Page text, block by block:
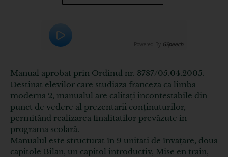
Powered By GSpeech
Manual aprobat prin Ordinul nr. 3787/05.04.2005.
Destinat elevilor care studiază franceza ca limbă
modernă 2, manualul are calități incontestabile din
punct de vedere al prezentării conținuturilor,
permitând realizarea finalitatilor prevăzute in
programa scolară.
Manualul este structurat în 9 unităti de învățare, două
capitole Bilan, un capitol introductiv, Mise en train,